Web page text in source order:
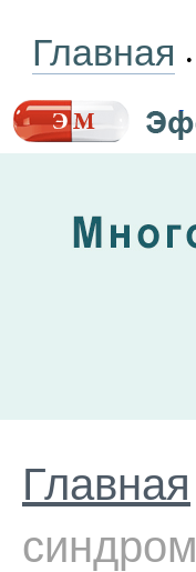
Главная •
Главная
синдром